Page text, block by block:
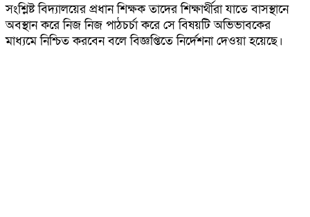
সংশ্লিষ্ট বিদ্যালয়ের প্রধান শিক্ষক তাদের শিক্ষার্থীরা যাতে বাসস্থানে
অবস্থান করে নিজ নিজ পাঠচর্চা করে সে বিষয়টি অভিভাবকের
মাধ্যমে নিশ্চিত করবেন বলে বিজ্ঞপ্তিতে নির্দেশনা দেওয়া হয়েছে।